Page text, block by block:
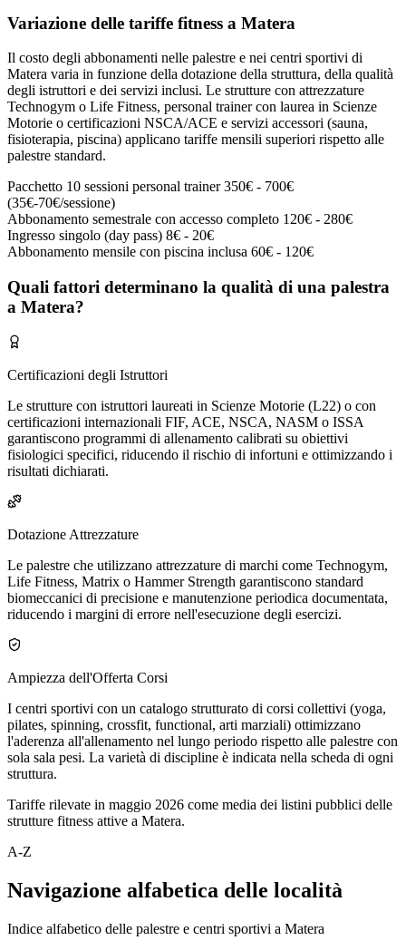
Variazione delle tariffe fitness a Matera
Il costo degli abbonamenti nelle palestre e nei centri sportivi di
Matera varia in funzione della dotazione della struttura, della qualità
degli istruttori e dei servizi inclusi. Le strutture con attrezzature
Technogym o Life Fitness, personal trainer con laurea in Scienze
Motorie o certificazioni NSCA/ACE e servizi accessori (sauna,
fisioterapia, piscina) applicano tariffe mensili superiori rispetto alle
palestre standard.
Pacchetto 10 sessioni personal trainer 350€ - 700€
(35€-70€/sessione)
Abbonamento semestrale con accesso completo 120€ - 280€
Ingresso singolo (day pass) 8€ - 20€
Abbonamento mensile con piscina inclusa 60€ - 120€
Quali fattori determinano la qualità di una palestra
a Matera?
Certificazioni degli Istruttori
Le strutture con istruttori laureati in Scienze Motorie (L22) o con
certificazioni internazionali FIF, ACE, NSCA, NASM o ISSA
garantiscono programmi di allenamento calibrati su obiettivi
fisiologici specifici, riducendo il rischio di infortuni e ottimizzando i
risultati dichiarati.
Dotazione Attrezzature
Le palestre che utilizzano attrezzature di marchi come Technogym,
Life Fitness, Matrix o Hammer Strength garantiscono standard
biomeccanici di precisione e manutenzione periodica documentata,
riducendo i margini di errore nell'esecuzione degli esercizi.
Ampiezza dell'Offerta Corsi
I centri sportivi con un catalogo strutturato di corsi collettivi (yoga,
pilates, spinning, crossfit, functional, arti marziali) ottimizzano
l'aderenza all'allenamento nel lungo periodo rispetto alle palestre con
sola sala pesi. La varietà di discipline è indicata nella scheda di ogni
struttura.
Tariffe rilevate in maggio 2026 come media dei listini pubblici delle
strutture fitness attive a Matera.
A-Z
Navigazione alfabetica delle località
Indice alfabetico delle palestre e centri sportivi a Matera